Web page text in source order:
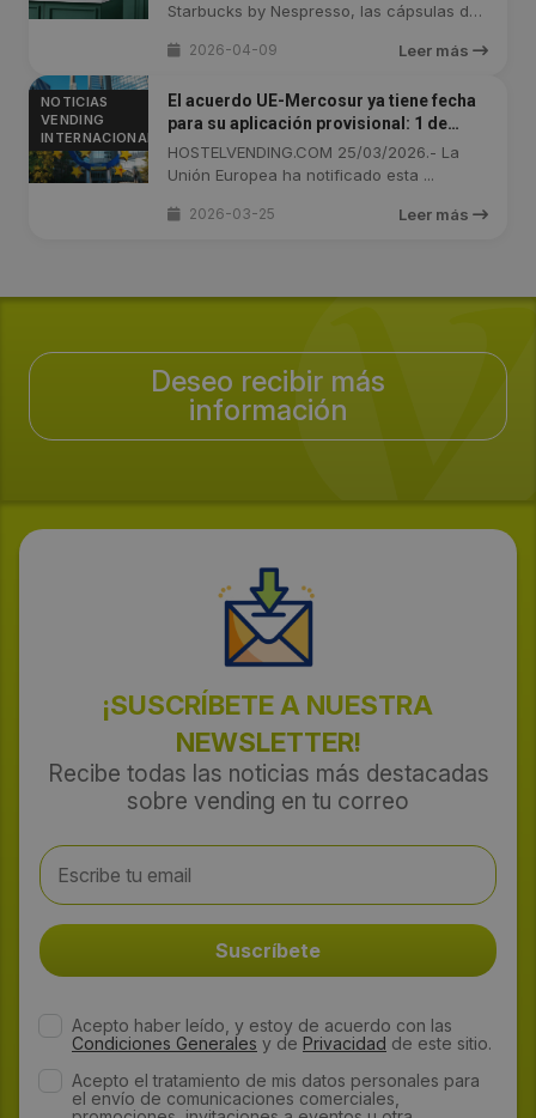
Starbucks by Nespresso, las cápsulas de
2026-04-09 Leer más
NOTICIAS
VENDING
INTERNACIONAL
El acuerdo UE-Mercosur ya tiene fecha
para su aplicación provisional: 1 de
mayo de 2026
HOSTELVENDING.COM 25/03/2026.- La
Unión Europea ha notificado esta ...
2026-03-25 Leer más
Deseo recibir más
información
¡SUSCRÍBETE A NUESTRA
NEWSLETTER!
Recibe todas las noticias más destacadas
sobre vending en tu correo
Acepto haber leído, y estoy de acuerdo con las
Condiciones Generales y de Privacidad de este sitio.
Acepto el tratamiento de mis datos personales para
el envío de comunicaciones comerciales,